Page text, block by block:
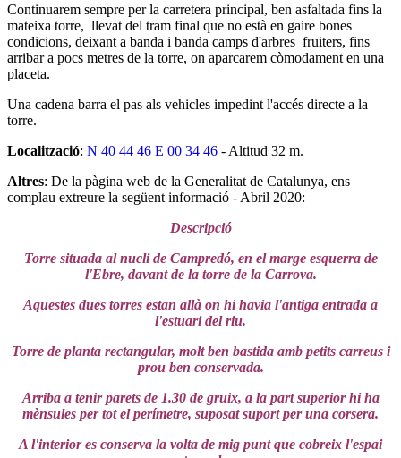
Continuarem sempre per la carretera principal, ben asfaltada fins la
mateixa torre, llevat del tram final que no està en gaire bones
condicions, deixant a banda i banda camps d'arbres fruiters, fins
arribar a pocs metres de la torre, on aparcarem còmodament en una
placeta.
Una cadena barra el pas als vehicles impedint l'accés directe a la
torre.
Localització: N 40 44 46 E 00 34 46 - Altitud 32 m.
Altres: De la pàgina web de la Generalitat de Catalunya, ens
complau extreure la següent informació - Abril 2020:
Descripció
Torre situada al nucli de Campredó, en el marge esquerra de
l'Ebre, davant de la torre de la Carrova.
Aquestes dues torres estan allà on hi havia l'antiga entrada a
l'estuari del riu.
Torre de planta rectangular, molt ben bastida amb petits carreus i
prou ben conservada.
Arriba a tenir parets de 1.30 de gruix, a la part superior hi ha
mènsules per tot el perímetre, suposat suport per una corsera.
A l'interior es conserva la volta de mig punt que cobreix l'espai